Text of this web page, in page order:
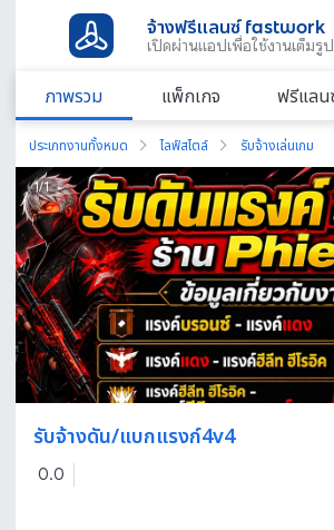
จ้างฟรีแลนซ์ fastwork
เปิดผ่านแอปเพื่อใช้งานเต็มรู
ภาพรวม แพ็กเกจ ฟรีแลน
ประเภทงานทั้งหมด ไลฟ์สไตล์ รับจ้างเล่นเกม
1/1
รับจ้างดัน/แบกแรงก์4v4
0.0